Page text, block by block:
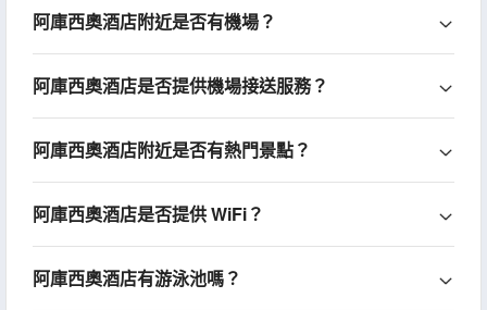
阿庫西奧酒店附近是否有機場？
阿庫西奧酒店是否提供機場接送服務？
阿庫西奧酒店附近是否有熱門景點？
阿庫西奧酒店是否提供 WiFi？
阿庫西奧酒店有游泳池嗎？